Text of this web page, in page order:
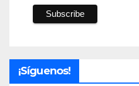
¡Síguenos!